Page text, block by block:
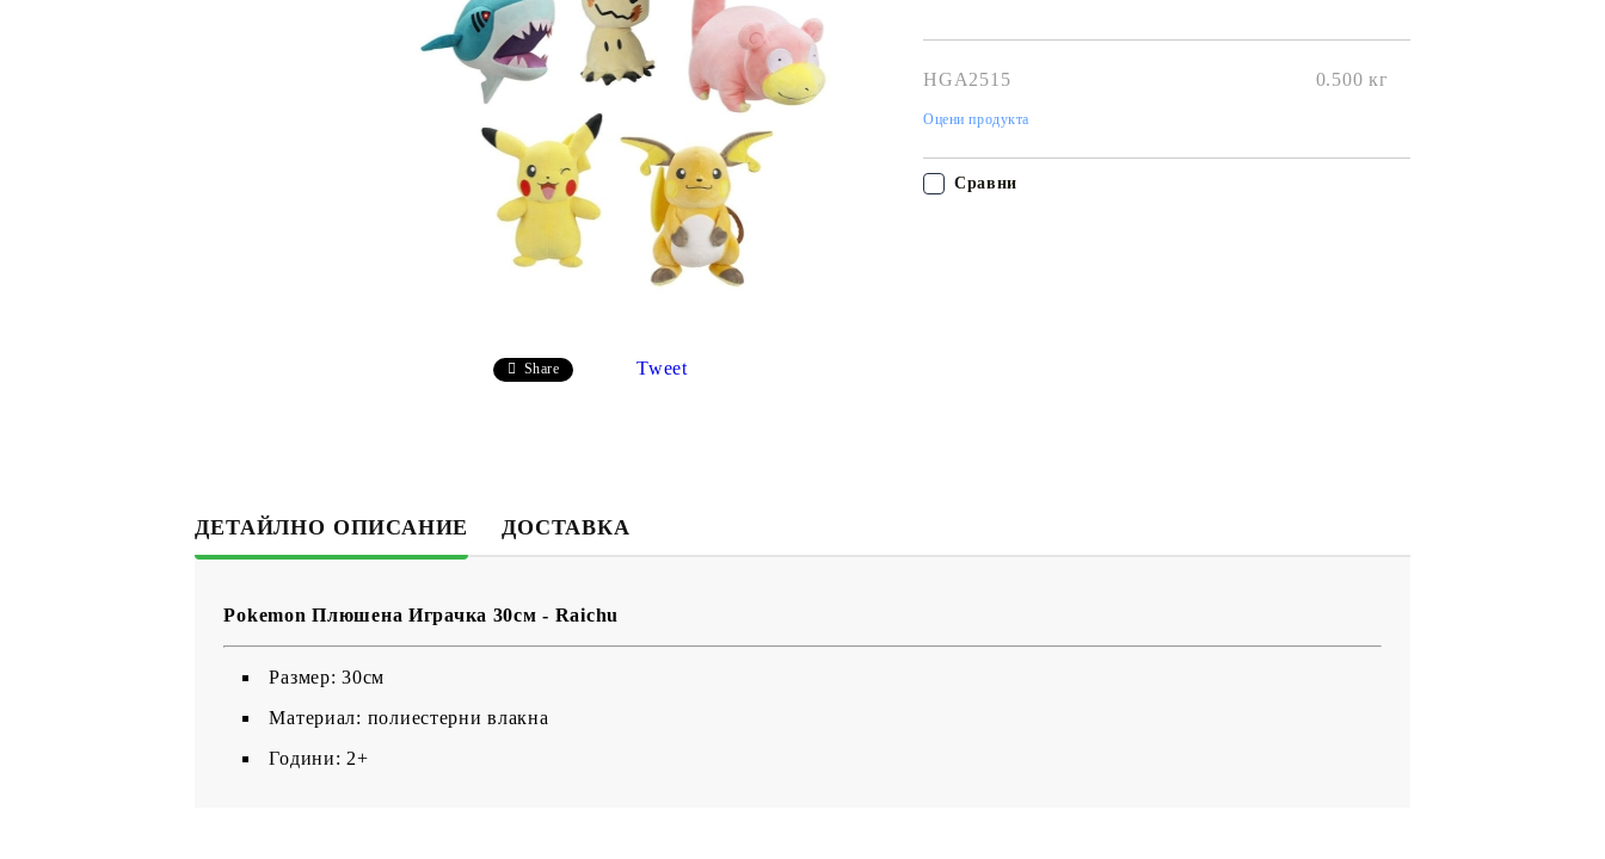
Share Tweet
HGA2515 0.500 кг
Оцени продукта
Сравни
ДЕТАЙЛНО ОПИСАНИЕ ДОСТАВКА
Pokemon Плюшена Играчка 30см - Raichu
Размер: 30см
Материал: полиестерни влакна
Години: 2+